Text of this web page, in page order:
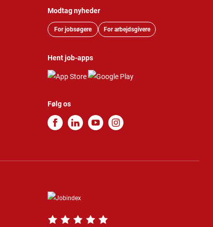
Modtag nyheder
For jobsøgere For arbejdsgivere
Hent job-apps
Følg os